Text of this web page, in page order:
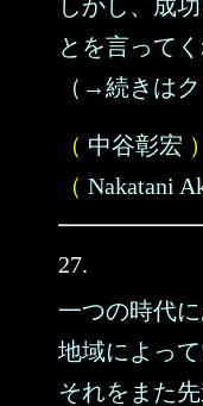
しかし、成
とを言って
（→続きはク
（ 中谷彰宏 ）
（ Nakatani
27.
一つの時代に
地域によっ
それをまた